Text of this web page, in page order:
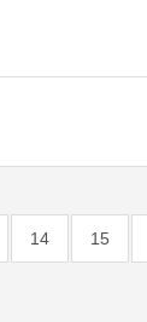
14 15